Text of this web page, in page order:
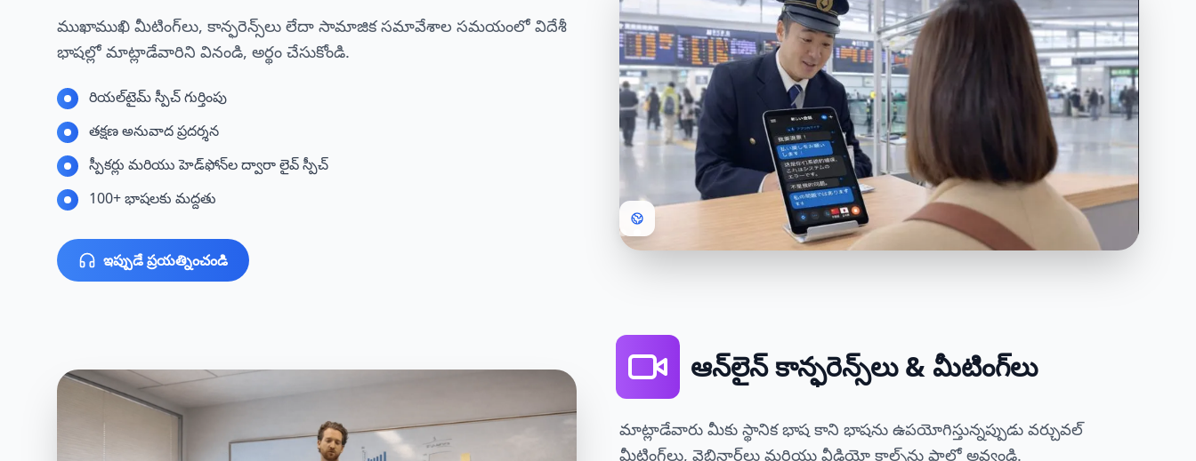
ముఖాముఖి మీటింగ్‌లు, కాన్ఫరెన్స్‌లు లేదా సామాజిక సమావేశాల సమయంలో విదేశీ
భాషల్లో మాట్లాడేవారిని వినండి, అర్థం చేసుకోండి.
రియల్‌టైమ్ స్పీచ్ గుర్తింపు
తక్షణ అనువాద ప్రదర్శన
స్పీకర్లు మరియు హెడ్‌ఫోన్‌ల ద్వారా లైవ్ స్పీచ్
100+ భాషలకు మద్దతు
ఇప్పుడే ప్రయత్నించండి
ఆన్‌లైన్ కాన్ఫరెన్స్‌లు & మీటింగ్‌లు
మాట్లాడేవారు మీకు స్థానిక భాష కాని భాషను ఉపయోగిస్తున్నప్పుడు వర్చువల్
మీటింగ్‌లు, వెబినార్‌లు మరియు వీడియో కాల్స్‌ను ఫాలో అవ్వండి.